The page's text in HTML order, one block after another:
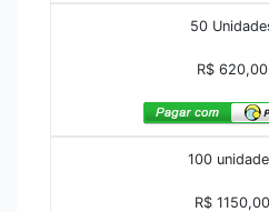
50
R$ 620,00
100
R$ 1150,00